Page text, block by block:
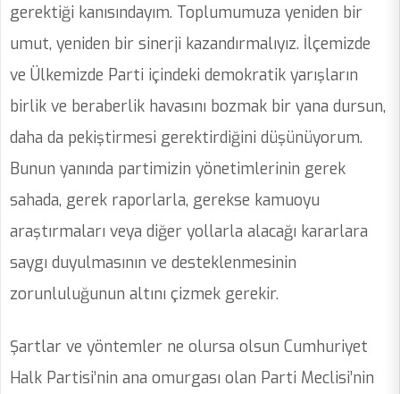
gerektiği kanısındayım. Toplumumuza yeniden bir
umut, yeniden bir sinerji kazandırmalıyız. İlçemizde
ve Ülkemizde Parti içindeki demokratik yarışların
birlik ve beraberlik havasını bozmak bir yana dursun,
daha da pekiştirmesi gerektirdiğini düşünüyorum.
Bunun yanında partimizin yönetimlerinin gerek
sahada, gerek raporlarla, gerekse kamuoyu
araştırmaları veya diğer yollarla alacağı kararlara
saygı duyulmasının ve desteklenmesinin
zorunluluğunun altını çizmek gerekir.
Şartlar ve yöntemler ne olursa olsun Cumhuriyet
Halk Partisi’nin ana omurgası olan Parti Meclisi’nin